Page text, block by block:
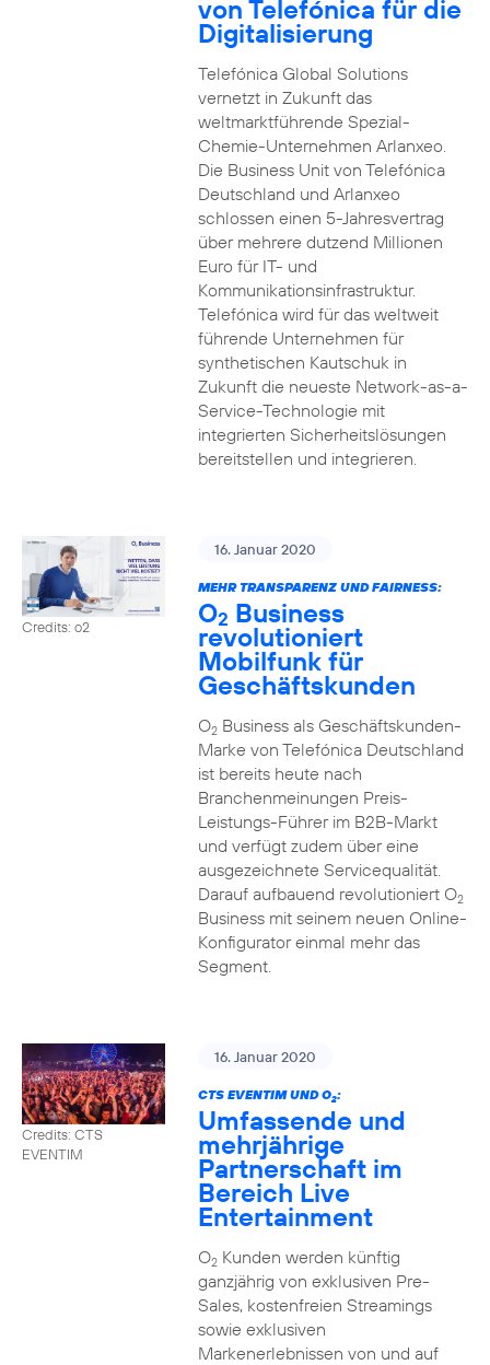
von Telefónica für die
Digitalisierung
Telefónica Global Solutions
vernetzt in Zukunft das
weltmarktführende Spezial-
Chemie-Unternehmen Arlanxeo.
Die Business Unit von Telefónica
Deutschland und Arlanxeo
schlossen einen 5-Jahresvertrag
über mehrere dutzend Millionen
Euro für IT- und
Kommunikationsinfrastruktur.
Telefónica wird für das weltweit
führende Unternehmen für
synthetischen Kautschuk in
Zukunft die neueste Network-as-a-
Service-Technologie mit
integrierten Sicherheitslösungen
bereitstellen und integrieren.
Credits: o2
16. Januar 2020
MEHR TRANSPARENZ UND FAIRNESS:
O2 Business
revolutioniert
Mobilfunk für
Geschäftskunden
O2Business als Geschäftskunden-
Marke von Telefónica Deutschland
ist bereits heute nach
Branchenmeinungen Preis-
Leistungs-Führer im B2B-Markt
und verfügt zudem über eine
ausgezeichnete Servicequalität.
Darauf aufbauend revolutioniert O2
Business mit seinem neuen Online-
Konfigurator einmal mehr das
Segment.
Credits: CTS
EVENTIM
16. Januar 2020
CTS EVENTIM UND O2:
Umfassende und
mehrjährige
Partnerschaft im
Bereich Live
Entertainment
O2Kunden werden künftig
ganzjährig von exklusiven Pre-
Sales, kostenfreien Streamings
sowie exklusiven
Markenerlebnissen von und auf